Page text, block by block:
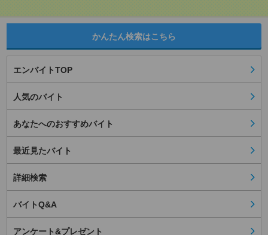
かんたん検索はこちら
エンバイトTOP
人気のバイト
あなたへのおすすめバイト
最近見たバイト
詳細検索
バイトQ&A
アンケート&プレゼント